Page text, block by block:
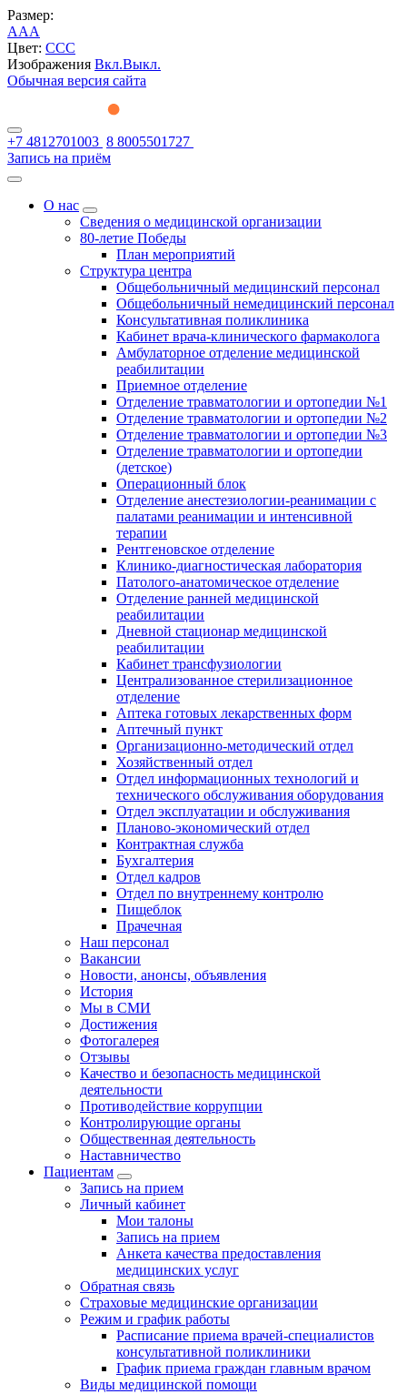
Размер:
AAA
Цвет: CCC
Изображения Вкл.Выкл.
Обычная версия сайта
+7 4812701003 8 8005501727
Запись на приём
О нас
Сведения о медицинской организации
80-летие Победы
План мероприятий
Структура центра
Общебольничный медицинский персонал
Общебольничный немедицинский персонал
Консультативная поликлиника
Кабинет врача-клинического фармаколога
Амбулаторное отделение медицинской
реабилитации
Приемное отделение
Отделение травматологии и ортопедии №1
Отделение травматологии и ортопедии №2
Отделение травматологии и ортопедии №3
Отделение травматологии и ортопедии
(детское)
Операционный блок
Отделение анестезиологии-реанимации с
палатами реанимации и интенсивной
терапии
Рентгеновское отделение
Клинико-диагностическая лаборатория
Патолого-анатомическое отделение
Отделение ранней медицинской
реабилитации
Дневной стационар медицинской
реабилитации
Кабинет трансфузиологии
Централизованное стерилизационное
отделение
Аптека готовых лекарственных форм
Аптечный пункт
Организационно-методический отдел
Хозяйственный отдел
Отдел информационных технологий и
технического обслуживания оборудования
Отдел эксплуатации и обслуживания
Планово-экономический отдел
Контрактная служба
Бухгалтерия
Отдел кадров
Отдел по внутреннему контролю
Пищеблок
Прачечная
Наш персонал
Вакансии
Новости, анонсы, объявления
История
Мы в СМИ
Достижения
Фотогалерея
Отзывы
Качество и безопасность медицинской
деятельности
Противодействие коррупции
Контролирующие органы
Общественная деятельность
Наставничество
Пациентам
Запись на прием
Личный кабинет
Мои талоны
Запись на прием
Анкета качества предоставления
медицинских услуг
Обратная связь
Страховые медицинские организации
Режим и график работы
Расписание приема врачей-специалистов
консультативной поликлиники
График приема граждан главным врачом
Виды медицинской помощи